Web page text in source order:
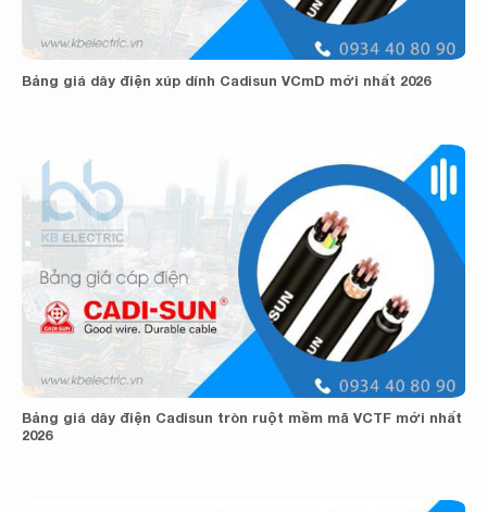
Bảng giá dây điện xúp dính Cadisun VCmD mới nhất 2026
Bảng giá dây điện Cadisun tròn ruột mềm mã VCTF mới nhất
2026